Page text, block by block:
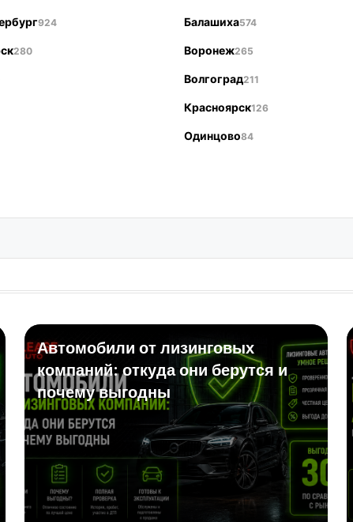
924 Балашиха574
280 Воронеж265
Волгоград211
Красноярск126
Одинцово84
Автомобили от лизинговых
компаний: откуда они берутся и
почему выгодны